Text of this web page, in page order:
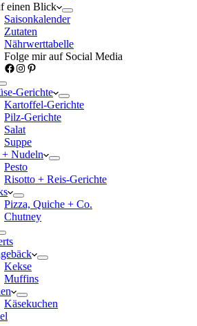
einen Blick
Saisonkalender
Zutaten
Nährwerttabelle
Folge mir auf Social Media
Facebook
Instagram
Pinterest
Gerichte
Kartoffel-Gerichte
Pilz-Gerichte
Salat
Suppe
+ Nudeln
Pesto
Risotto + Reis-Gerichte
Pizza, Quiche + Co.
Chutney
Kekse
Muffins
Käsekuchen